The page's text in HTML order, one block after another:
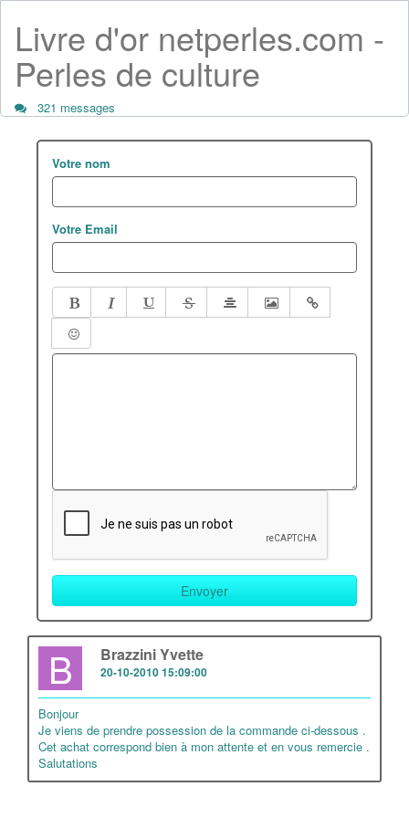
Livre d'or netperles.com -
Perles de culture
321 messages
Votre nom
Votre Email
B Brazzini Yvette
20-10-2010 15:09:00
Bonjour
Je viens de prendre possession de la commande ci-dessous .
Cet achat correspond bien à mon attente et en vous remercie .
Salutations